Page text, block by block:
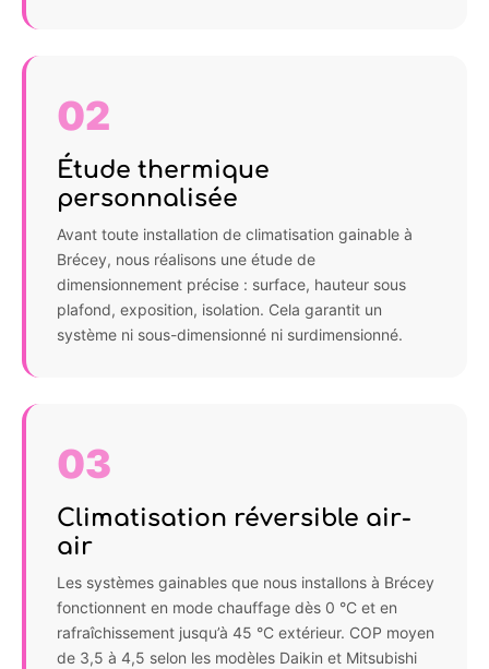
02
Étude thermique
personnalisée
Avant toute installation de climatisation gainable à
Brécey, nous réalisons une étude de
dimensionnement précise : surface, hauteur sous
plafond, exposition, isolation. Cela garantit un
système ni sous-dimensionné ni surdimensionné.
03
Climatisation réversible air-
air
Les systèmes gainables que nous installons à Brécey
fonctionnent en mode chauffage dès 0 °C et en
rafraîchissement jusqu’à 45 °C extérieur. COP moyen
de 3,5 à 4,5 selon les modèles Daikin et Mitsubishi